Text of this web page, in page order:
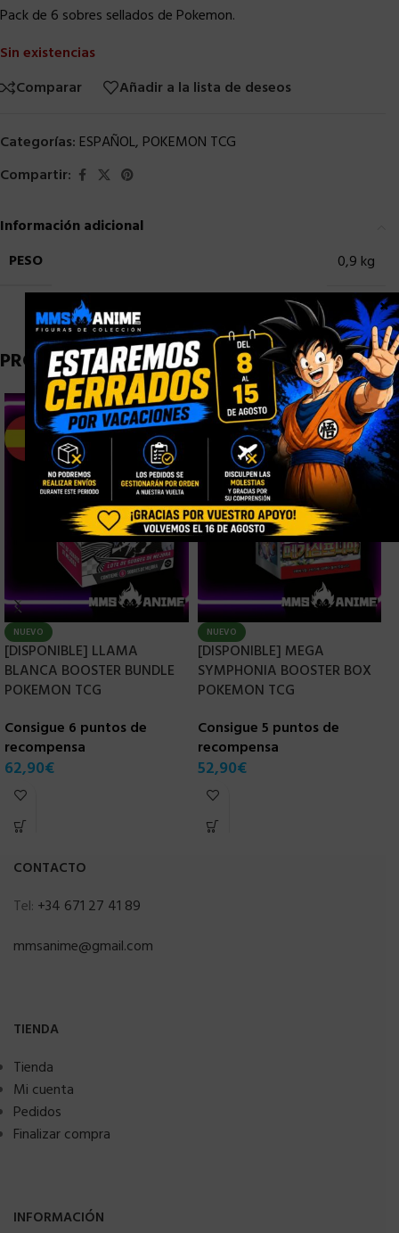
Pack de 6 sobres sellados de Pokemon.
Sin existencias
Comparar
Añadir a la lista de deseos
Categorías: ESPAÑOL, POKEMON TCG
Compartir:
Información adicional
PESO
0,9 kg
PRODUCTOS RELACIONADOS
NUEVO
[DISPONIBLE] LLAMA
BLANCA BOOSTER BUNDLE
POKEMON TCG
Consigue 6 puntos de
recompensa
62,90€
NUEVO
[DISPONIBLE] MEGA
SYMPHONIA BOOSTER BOX
POKEMON TCG
Consigue 5 puntos de
recompensa
52,90€
CONTACTO
Tel: +34 671 27 41 89
mmsanime@gmail.com
TIENDA
Tienda
Mi cuenta
Pedidos
Finalizar compra
INFORMACIÓN
×